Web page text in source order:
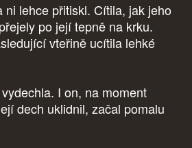
ni lehce přitiskl. Cítila, jak jeho
po její tepně na krku.
vteřině ucítila lehké
I on, na moment
dech uklidnil, začal pomalu